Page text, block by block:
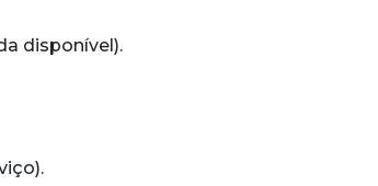
disponível).